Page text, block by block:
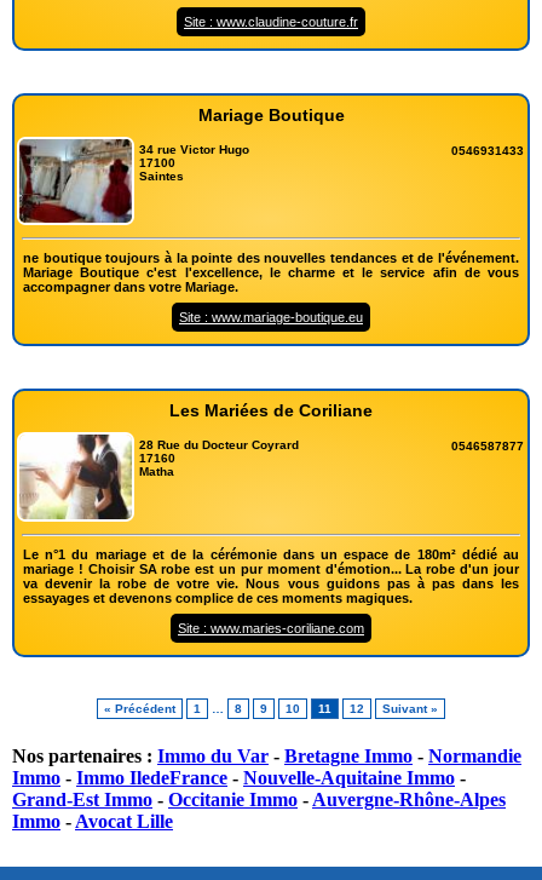
Site : www.claudine-couture.fr
Mariage Boutique
34 rue Victor Hugo
17100
Saintes
0546931433
ne boutique toujours à la pointe des nouvelles tendances et de l'événement.
Mariage Boutique c'est l'excellence, le charme et le service afin de vous
accompagner dans votre Mariage.
Site : www.mariage-boutique.eu
Les Mariées de Coriliane
28 Rue du Docteur Coyrard
17160
Matha
0546587877
Le n°1 du mariage et de la cérémonie dans un espace de 180m² dédié au
mariage ! Choisir SA robe est un pur moment d'émotion... La robe d'un jour
va devenir la robe de votre vie. Nous vous guidons pas à pas dans les
essayages et devenons complice de ces moments magiques.
Site : www.maries-coriliane.com
« Précédent 1 … 8 9 10 11 12 Suivant »
Nos partenaires : Immo du Var - Bretagne Immo - Normandie
Immo - Immo IledeFrance - Nouvelle-Aquitaine Immo -
Grand-Est Immo - Occitanie Immo - Auvergne-Rhône-Alpes
Immo - Avocat Lille